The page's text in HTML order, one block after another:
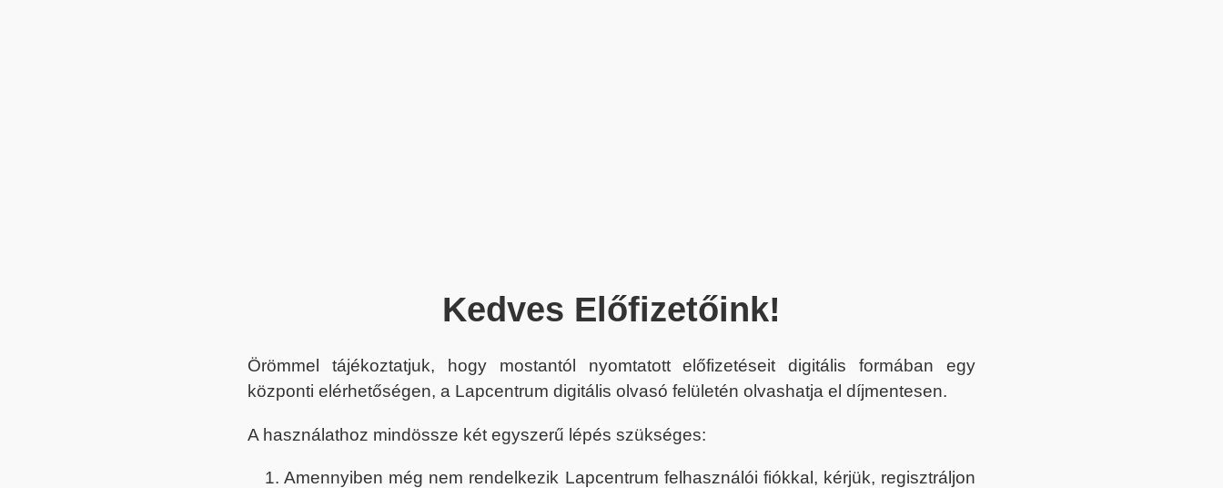
Kedves Előfizetőink!
Örömmel tájékoztatjuk, hogy mostantól nyomtatott előfizetéseit digitális formában egy
központi elérhetőségen, a Lapcentrum digitális olvasó felületén olvashatja el díjmentesen.
A használathoz mindössze két egyszerű lépés szükséges:
Amennyiben még nem rendelkezik Lapcentrum felhasználói fiókkal, kérjük, regisztráljon